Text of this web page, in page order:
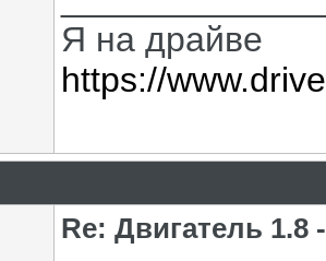
Я на драйве
https://
Re: Двигатель 1.8